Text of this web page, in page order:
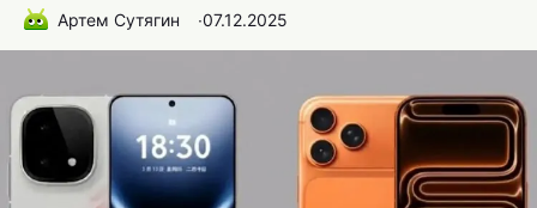
Артем Сутягин ∙07.12.2025